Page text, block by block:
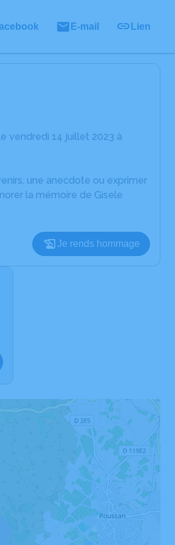
E-mail Lien
vendredi 14 juillet 2023 à
une anecdote ou exprimer
la mémoire de Gisele
Je rends hommage